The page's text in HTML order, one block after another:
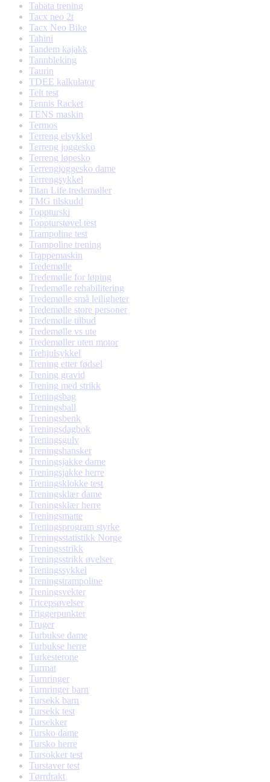
Tabata trening
Tacx neo 2t
Tacx Neo Bike
Tahini
Tandem kajakk
Tannbleking
Taurin
TDEE kalkulator
Telt test
Tennis Racket
TENS maskin
Termos
Terreng elsykkel
Terreng joggesko
Terreng løpesko
Terrengjoggesko dame
Terrengsykkel
Titan Life tredemøller
TMG tilskudd
Toppturski
Toppturstøvel test
Trampoline test
Trampoline trening
Trappemaskin
Tredemølle
Tredemølle for løping
Tredemølle rehabilitering
Tredemølle små leiligheter
Tredemølle store personer
Tredemølle tilbud
Tredemølle vs ute
Tredemøller uten motor
Trehjulsykkel
Trening etter fødsel
Trening gravid
Trening med strikk
Treningsbag
Treningsball
Treningsbenk
Treningsdagbok
Treningsgulv
Treningshansker
Treningsjakke dame
Treningsjakke herre
Treningsklokke test
Treningsklær dame
Treningsklær herre
Treningsmatte
Treningsprogram styrke
Treningsstatistikk Norge
Treningsstrikk
Treningsstrikk øvelser
Treningssykkel
Treningstrampoline
Treningsvekter
Tricepsøvelser
Triggerpunkter
Truger
Turbukse dame
Turbukse herre
Turkesterone
Turmat
Turnringer
Turnringer barn
Tursekk barn
Tursekk test
Tursekker
Tursko dame
Tursko herre
Tursokker test
Turstaver test
Tørrdrakt